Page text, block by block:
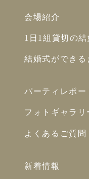
会場紹介
1日1組貸切の結
結婚式ができる
パーティレポー
フォトギャラリ
よくあるご質問
新着情報